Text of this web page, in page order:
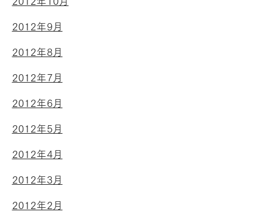
2012年9月
2012年8月
2012年7月
2012年6月
2012年5月
2012年4月
2012年3月
2012年2月